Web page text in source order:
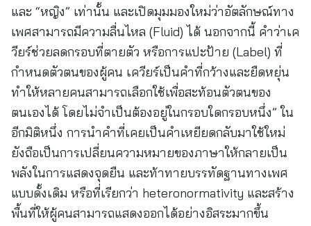
และ “หญิง” เท่านั้น และเปิดมุมมองใหม่ว่าอัตลักษณ์ทาง
เพศสามารถมีความลื่นไหล (Fluid) ได้ นอกจากนี้ คำว่าเค
วียร์ช่วยลดกรอบที่ตายตัว หรือการแปะป้าย (Label) ที่
กำหนดตัวตนของผู้คน เควียร์เป็นคำที่กว้างและยืดหยุ่น
ทำให้หลายคนสามารถเลือกใช้เพื่อสะท้อนตัวตนของ
ตนเองได้ โดยไม่จำเป็นต้องอยู่ในกรอบใดกรอบหนึ่ง” ใน
อีกมิติหนึ่ง การนำคำที่เคยเป็นคำเหยียดกลับมาใช้ใหม่
ยังถือเป็นการเปลี่ยนความหมายของภาษาให้กลายเป็น
พลังในการแสดงจุดยืน และท้าทายบรรทัดฐานทางเพศ
แบบดั้งเดิม หรือที่เรียกว่า heteronormativity และสร้าง
พื้นที่ให้ผู้คนสามารถแสดงออกได้อย่างอิสระมากขึ้น